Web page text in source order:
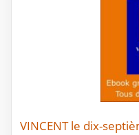
VINCENT le dix-